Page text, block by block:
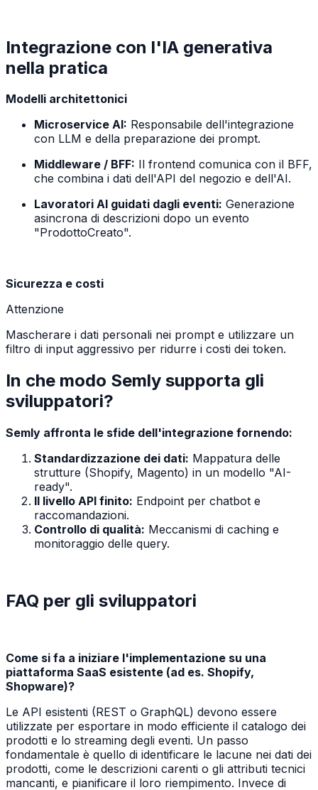
Integrazione con l'IA generativa
nella pratica
Modelli architettonici
Microservice AI: Responsabile dell'integrazione
con LLM e della preparazione dei prompt.
Middleware / BFF: Il frontend comunica con il BFF,
che combina i dati dell'API del negozio e dell'AI.
Lavoratori AI guidati dagli eventi: Generazione
asincrona di descrizioni dopo un evento
"ProdottoCreato".
Sicurezza e costi
Attenzione
Mascherare i dati personali nei prompt e utilizzare un
filtro di input aggressivo per ridurre i costi dei token.
In che modo Semly supporta gli
sviluppatori?
Semly affronta le sfide dell'integrazione fornendo:
Standardizzazione dei dati: Mappatura delle
strutture (Shopify, Magento) in un modello "AI-
ready".
Il livello API finito: Endpoint per chatbot e
raccomandazioni.
Controllo di qualità: Meccanismi di caching e
monitoraggio delle query.
FAQ per gli sviluppatori
Come si fa a iniziare l'implementazione su una
piattaforma SaaS esistente (ad es. Shopify,
Shopware)?
Le API esistenti (REST o GraphQL) devono essere
utilizzate per esportare in modo efficiente il catalogo dei
prodotti e lo streaming degli eventi. Un passo
fondamentale è quello di identificare le lacune nei dati dei
prodotti, come le descrizioni carenti o gli attributi tecnici
mancanti, e pianificare il loro riempimento. Invece di